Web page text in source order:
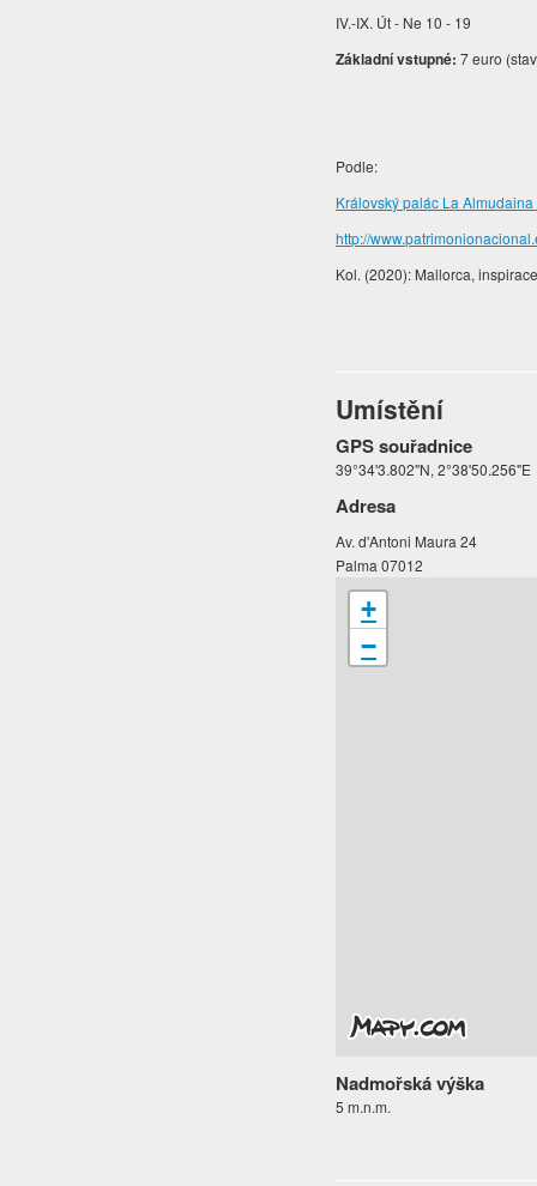
IV.-IX. Út - Ne 10 - 19
Základní vstupné:7 euro
Podle:
Královský palác La
http://
Kol. (2020): Mallorca,
Umístění
GPS souřadnice
39°34'3.802"N, 2°38'50.256"E
Adresa
Av. d'Antoni Maura 24
Palma 07012
+
−
Nadmořská výška
5 m.n.m.